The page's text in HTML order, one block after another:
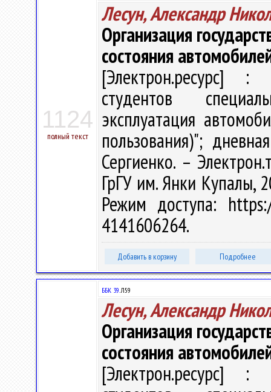
1124
полный текст
Лесун, Александр
Организация
состояния
[Электрон.ресурс] :
студентов
эксплуатация
пользования)";
Сергиенко. –
ГрГУ им. Янки Купалы,
Режим доступа:
4141606264.
Добавить в корзину Подробнее
ББК 39.Л59
Лесун, Александр
Организация
состояния
[Электрон.ресурс] :